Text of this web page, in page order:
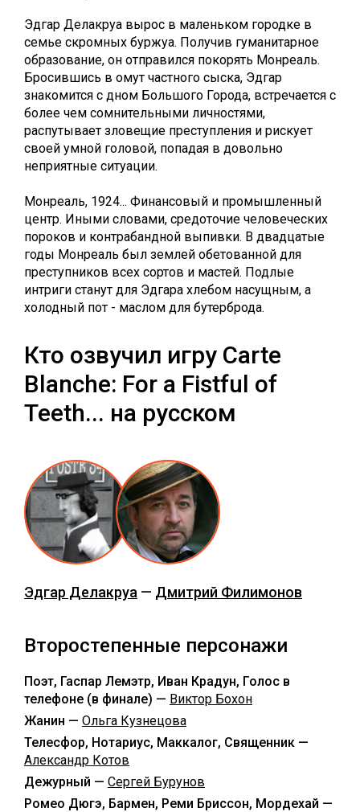
Эдгар Делакруа вырос в маленьком городке в
семье скромных буржуа. Получив гуманитарное
образование, он отправился покорять Монреаль.
Бросившись в омут частного сыска, Эдгар
знакомится с дном Большого Города, встречается с
более чем сомнительными личностями,
распутывает зловещие преступления и рискует
своей умной головой, попадая в довольно
неприятные ситуации.
Монреаль, 1924... Финансовый и промышленный
центр. Иными словами, средоточие человеческих
пороков и контрабандной выпивки. В двадцатые
годы Монреаль был землей обетованной для
преступников всех сортов и мастей. Подлые
интриги станут для Эдгара хлебом насущным, а
холодный пот - маслом для бутерброда.
Кто озвучил игру Carte
Blanche: For a Fistful of
Teeth... на русском
Эдгар Делакруа — Дмитрий Филимонов
Второстепенные персонажи
Поэт, Гаспар Лемэтр, Иван Крадун, Голос в
телефоне (в финале) — Виктор Бохон
Жанин — Ольга Кузнецова
Телесфор, Нотариус, Маккалог, Священник —
Александр Котов
Дежурный — Сергей Бурунов
Ромео Дюгэ, Бармен, Реми Бриссон, Мордехай —